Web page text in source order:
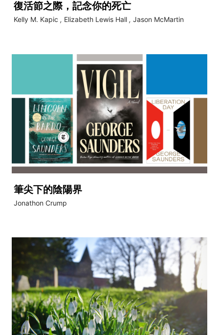
復活節之際，記念你的死亡
Kelly M. Kapic , Elizabeth Lewis Hall , Jason McMartin
筆尖下的陰陽界
Jonathon Crump